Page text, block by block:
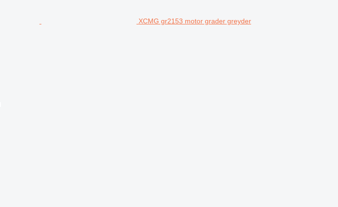
XCMG gr2153 motor grader greyder